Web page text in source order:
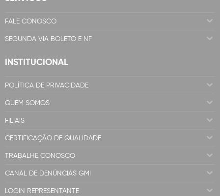
FALE CONOSCO
SEGUNDA VIA BOLETO E NF
INSTITUCIONAL
POLÍTICA DE PRIVACIDADE
QUEM SOMOS
FILIAIS
CERTIFICAÇÃO DE QUALIDADE
TRABALHE CONOSCO
CANAL DE DENÚNCIAS GMI
LOGIN REPRESENTANTE